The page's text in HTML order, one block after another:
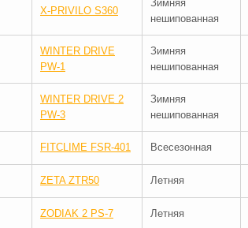
X-PRIVILO S360
Зимняя
нешипованная
WINTER DRIVE
PW-1
Зимняя
нешипованная
WINTER DRIVE 2
PW-3
Зимняя
нешипованная
FITCLIME FSR-401 Всесезонная
ZETA ZTR50 Летняя
ZODIAK 2 PS-7 Летняя